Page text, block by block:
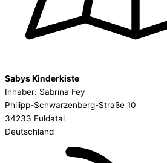
Sabys Kinderkiste
Inhaber: Sabrina Fey
Philipp-Schwarzenberg-Straße 10
34233 Fuldatal
Deutschland